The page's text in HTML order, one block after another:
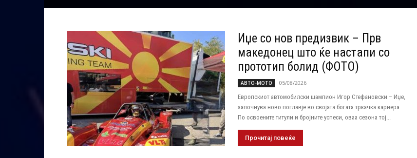
Иџе со нов предизвик – Прв
македонец што ќе настапи со
прототип болид (ФОТО)
АВТО-МОТО
05/08/2026
Европскиот автомобилски шампион Игор Стефановски – Иџе,
започнува ново поглавје во својата богата тркачка кариера.
По освоените титули и бројните успеси, оваа сезона тој...
Прочитај повеќе